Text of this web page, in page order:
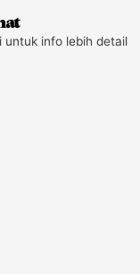
untuk info lebih detail